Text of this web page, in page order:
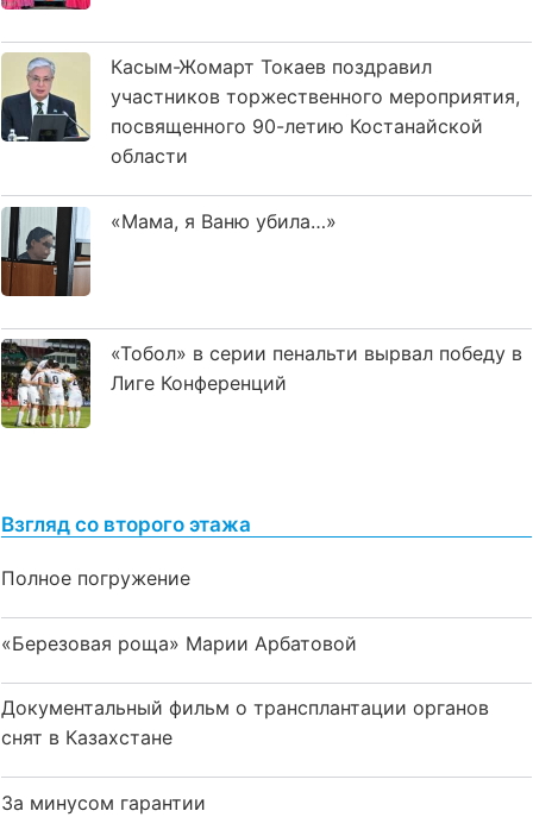
Касым-Жомарт Токаев поздравил
участников торжественного мероприятия,
посвященного 90-летию Костанайской
области
«Мама, я Ваню убила…»
«Тобол» в серии пенальти вырвал победу в
Лиге Конференций
Взгляд со второго этажа
Полное погружение
«Березовая роща» Марии Арбатовой
Документальный фильм о трансплантации органов
снят в Казахстане
За минусом гарантии